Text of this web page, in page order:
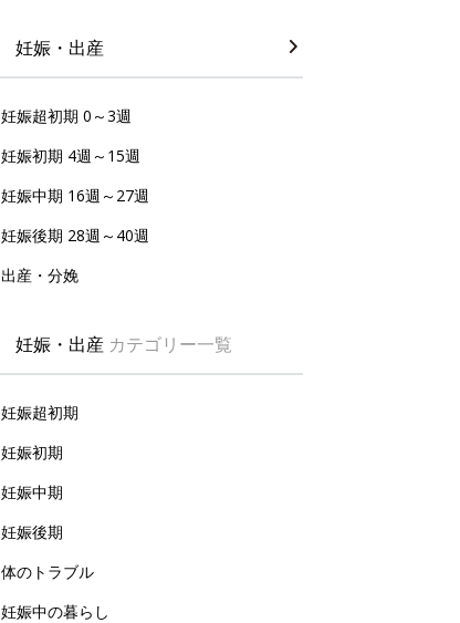
妊娠・出産
妊娠超初期 0～3週
妊娠初期 4週～15週
妊娠中期 16週～27週
妊娠後期 28週～40週
出産・分娩
妊娠・出産 カテゴリー一覧
妊娠超初期
妊娠初期
妊娠中期
妊娠後期
体のトラブル
妊娠中の暮らし